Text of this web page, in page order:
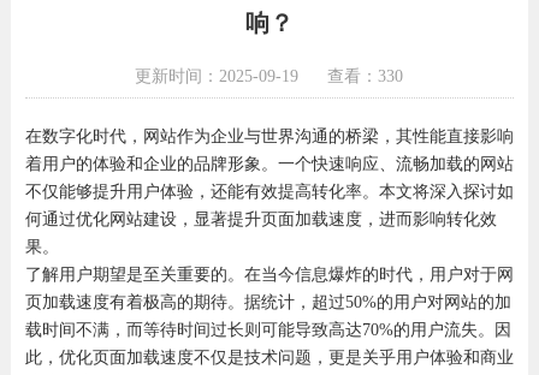
响？
更新时间：2025-09-19 查看：330
在数字化时代，网站作为企业与世界沟通的桥梁，其性能直接影响
着用户的体验和企业的品牌形象。一个快速响应、流畅加载的网站
不仅能够提升用户体验，还能有效提高转化率。本文将深入探讨如
何通过优化网站建设，显著提升页面加载速度，进而影响转化效
果。
了解用户期望是至关重要的。在当今信息爆炸的时代，用户对于网
页加载速度有着极高的期待。据统计，超过50%的用户对网站的加
载时间不满，而等待时间过长则可能导致高达70%的用户流失。因
此，优化页面加载速度不仅是技术问题，更是关乎用户体验和商业